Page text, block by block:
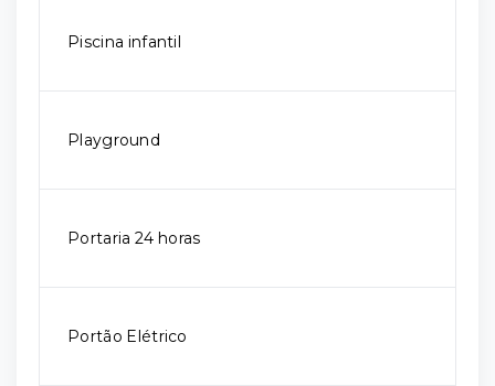
Piscina infantil
Playground
Portaria 24 horas
Portão Elétrico